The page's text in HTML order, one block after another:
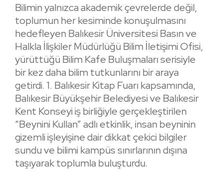
Bilimin yalnızca akademik çevrelerde değil,
toplumun her kesiminde konuşulmasını
hedefleyen Balıkesir Üniversitesi Basın ve
Halkla İlişkiler Müdürlüğü Bilim İletişimi Ofisi,
yürüttüğü Bilim Kafe Buluşmaları serisiyle
bir kez daha bilim tutkunlarını bir araya
getirdi. 1. Balıkesir Kitap Fuarı kapsamında,
Balıkesir Büyükşehir Belediyesi ve Balıkesir
Kent Konseyi iş birliğiyle gerçekleştirilen
“Beynini Kullan” adlı etkinlik, insan beyninin
gizemli işleyişine dair dikkat çekici bilgiler
sundu ve bilimi kampüs sınırlarının dışına
taşıyarak toplumla buluşturdu.